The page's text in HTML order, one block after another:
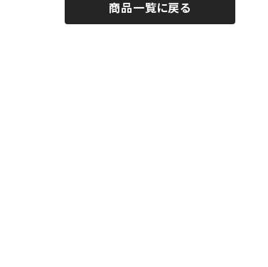
商品一覧に戻る